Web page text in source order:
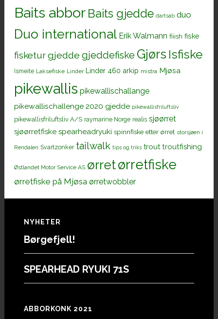
Baits abbor Baits gjedde dartsab duo
Duo international Erik Walmann fiiish fiske
fisketurgjedde gjeddefiske Gjørs Isfiske
Ismeite Laksefiske Linder Linder 460 arkip mistra Mjøsa
pikewallis pikewallischallange
pikewallischallenge 2020 gjedde pikewallisfriluftsliv
pikewallisfriluftsliv A/S raymarine Norge realis sjøørret
sjøørretfiske spearheadryuki spinnfiske etter ørret storsjøen i
Rendalen Svartzonker tailwalk tips og triks trout troutfishing
Østlandet Motor Service AS ørretørretfiske
ørretfiske på Mjøsa ørretwobbler
Footer
NYHETER
Børgefjell!
SPEARHEAD RYUKI 71S
ABBORKONK 2021